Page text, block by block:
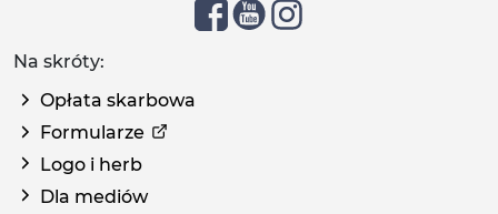
Na skróty:
Opłata skarbowa
Formularze
Logo i herb
Dla mediów